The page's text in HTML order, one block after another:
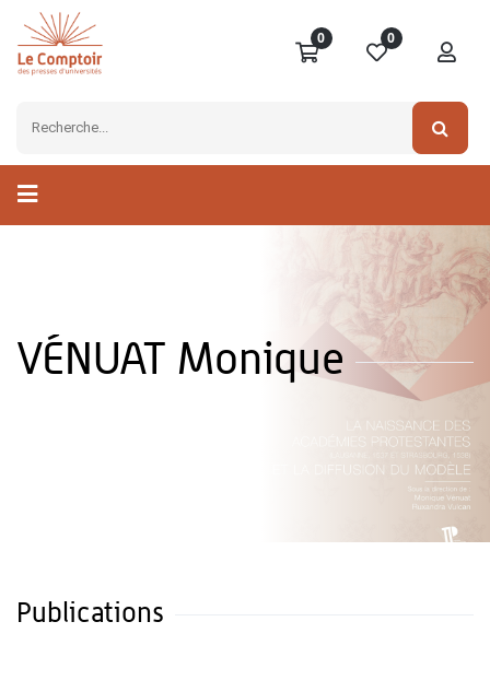
0 0
VÉNUAT Monique
Publications